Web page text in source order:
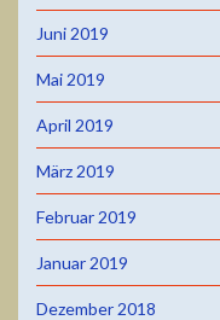
Juni 2019
Mai 2019
April 2019
März 2019
Februar 2019
Januar 2019
Dezember 2018